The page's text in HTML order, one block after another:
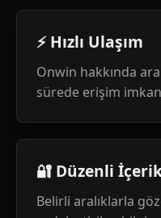
⚡ Hızlı Ulaşım
Onwin hakkında
sürede erişim
🔐 Düzenli
Belirli aralıklarla